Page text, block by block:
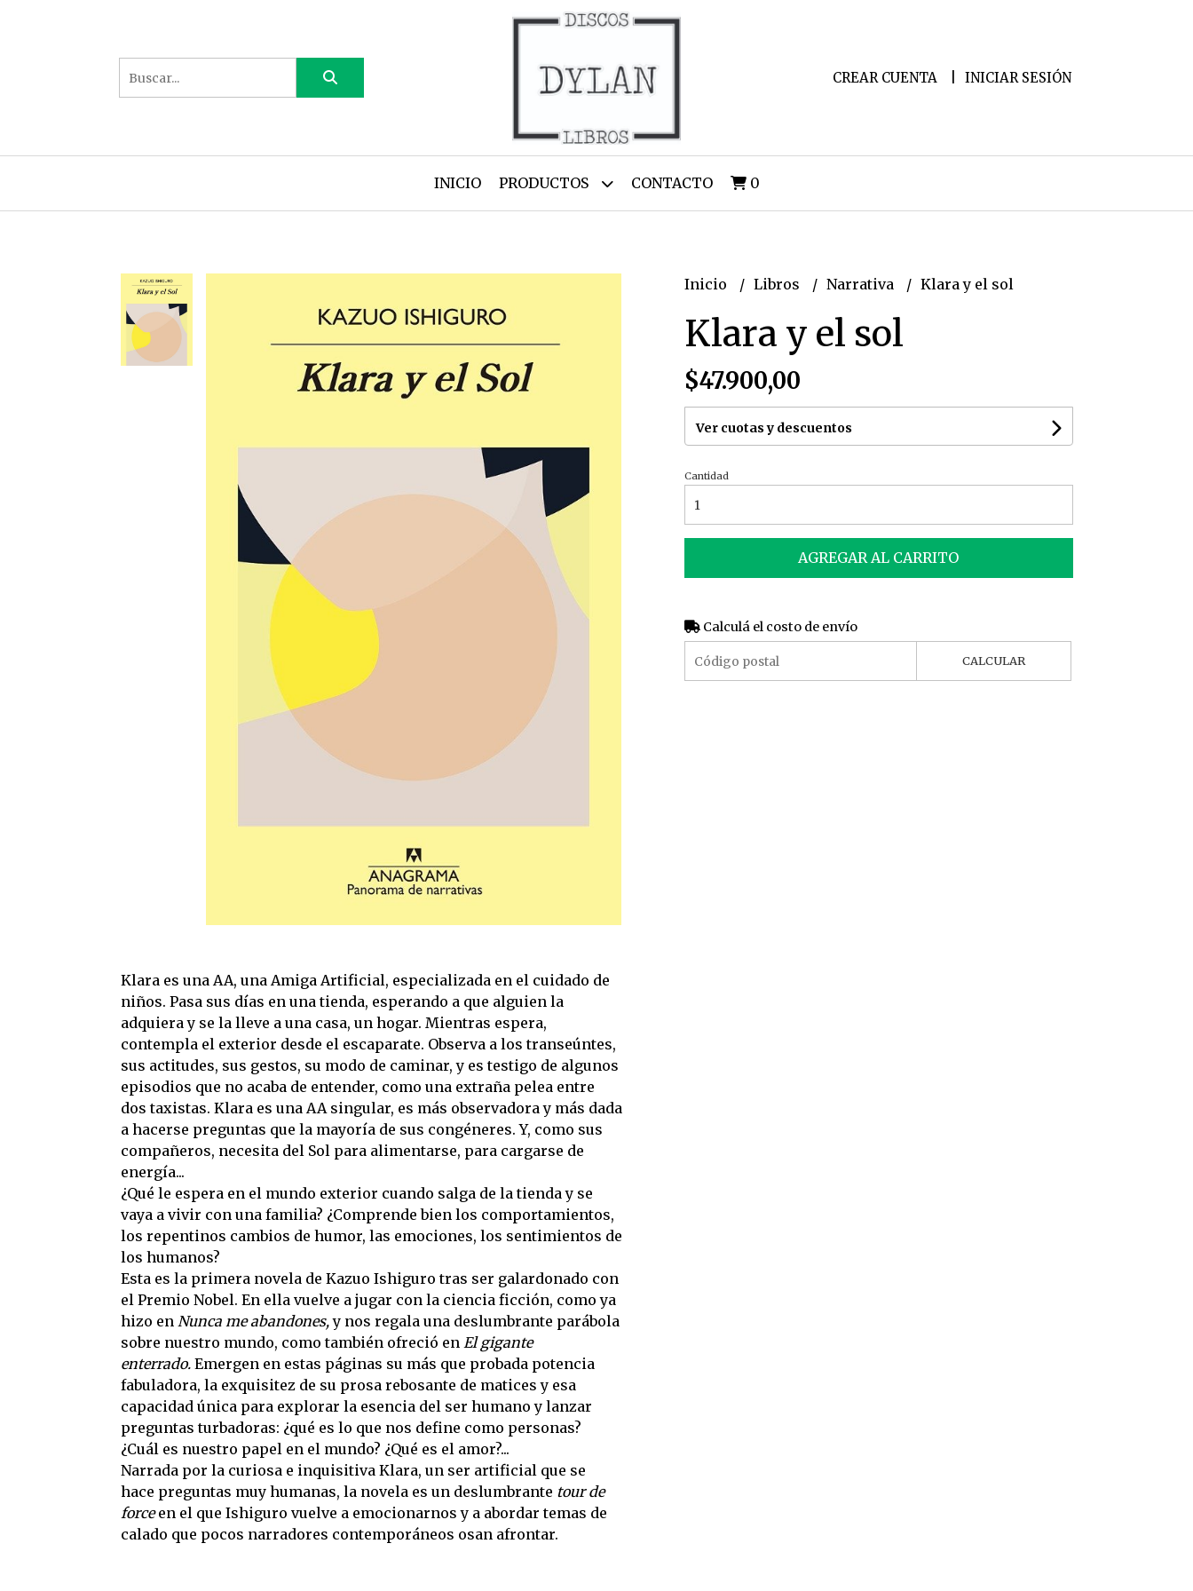
CREAR CUENTA INICIAR SESIÓN
INICIO PRODUCTOS CONTACTO 0
Klara es una AA, una Amiga Artificial, especializada en el cuidado de
niños. Pasa sus días en una tienda, esperando a que alguien la
adquiera y se la lleve a una casa, un hogar. Mientras espera,
contempla el exterior desde el escaparate. Observa a los transeúntes,
sus actitudes, sus gestos, su modo de caminar, y es testigo de algunos
episodios que no acaba de entender, como una extraña pelea entre
dos taxistas. Klara es una AA singular, es más observadora y más dada
a hacerse preguntas que la mayoría de sus congéneres. Y, como sus
compañeros, necesita del Sol para alimentarse, para cargarse de
energía...
¿Qué le espera en el mundo exterior cuando salga de la tienda y se
vaya a vivir con una familia? ¿Comprende bien los comportamientos,
los repentinos cambios de humor, las emociones, los sentimientos de
los humanos?
Esta es la primera novela de Kazuo Ishiguro tras ser galardonado con
el Premio Nobel. En ella vuelve a jugar con la ciencia ficción, como ya
hizo en Nunca me abandones,y nos regala una deslumbrante parábola
sobre nuestro mundo, como también ofreció en El gigante
enterrado. Emergen en estas páginas su más que probada potencia
fabuladora, la exquisitez de su prosa rebosante de matices y esa
capacidad única para explorar la esencia del ser humano y lanzar
preguntas turbadoras: ¿qué es lo que nos define como personas?
¿Cuál es nuestro papel en el mundo? ¿Qué es el amor?...
Narrada por la curiosa e inquisitiva Klara, un ser artificial que se
hace preguntas muy humanas, la novela es un deslumbrante tour de
forceen el que Ishiguro vuelve a emocionarnos y a abordar temas de
calado que pocos narradores contemporáneos osan afrontar.
Inicio Libros Narrativa Klara y el sol
Klara y el sol
$47.900,00
Ver cuotas y descuentos
Cantidad
AGREGAR AL CARRITO
Calculá el costo de envío
CALCULAR